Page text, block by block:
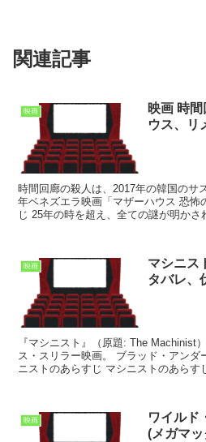
関連記事
映画
映画 時
ウス、リ
時間回廊の殺人は、2017年の韓国のサス
年ベネズエラ映画「マザーハウス 恐怖
じ 25年の時を超え、全ての謎が明かさ
映画
マシニス
タバレ、
『マシニスト』（原題: The Machinist
ス・スリラー映画。 ブラッド・アンダーソンが監督を務めた。 マシ
ニストのあらすじ マシニストのあらす
映画
ワイルド
(メガマ